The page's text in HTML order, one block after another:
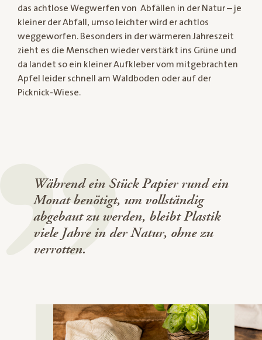
das achtlose Wegwerfen von Abfällen in der Natur – je
kleiner der Abfall, umso leichter wird er achtlos
weggeworfen. Besonders in der wärmeren Jahreszeit
zieht es die Menschen wieder verstärkt ins Grüne und
da landet so ein kleiner Aufkleber vom mitgebrachten
Apfel leider schnell am Waldboden oder auf der
Picknick-Wiese.
Während ein Stück Papier rund ein
Monat benötigt, um vollständig
abgebaut zu werden, bleibt Plastik
viele Jahre in der Natur, ohne zu
verrotten.